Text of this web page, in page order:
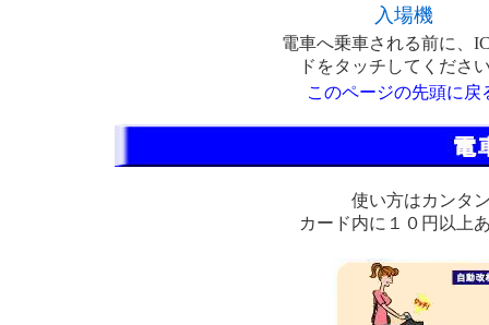
入場機
電車へ乗車される前に、
ドをタッチしてくださ
このページの先頭に戻
使い方はカンタ
カード内に１０円以上